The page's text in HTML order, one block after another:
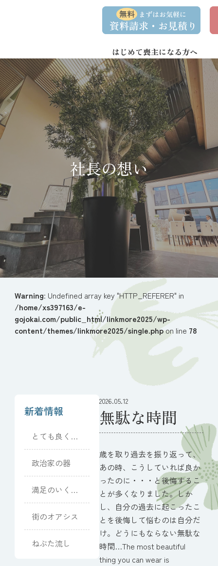
へ
ス
キ
ッ
プ
ョ
ン
に
移
動
資
求
問
い
合
わ
せ
事
談
はじめて喪主になる方へ
社長の想い
Warning: Undefined array key "HTTP_REFERER" in
/home/xs397163/e-
gojokai.com/public_html/linkmore2025/wp-
content/themes/linkmore2025/single.phpon line 78
新着情報
とても良くし
ていただきま
した
政治家の器
満足のいく式
になりました
街のオアシス
ねぶた流し
2026.05.12
無駄な時間
歳を取り過去を振り返って、
あの時、こうしていれば良か
ったのに・・・と後悔するこ
とが多くなりました。しか
し、自分の過去に起こったこ
とを後悔して悩むのは自分だ
け。どうにもならない無駄な
時間…The most beautiful
thing you can wear is